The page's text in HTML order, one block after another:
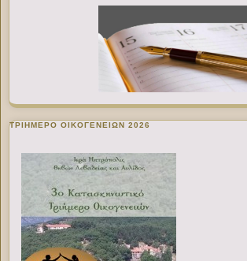
ΤΡΙΗΜΕΡΟ ΟΙΚΟΓΕΝΕΙΩΝ 2026